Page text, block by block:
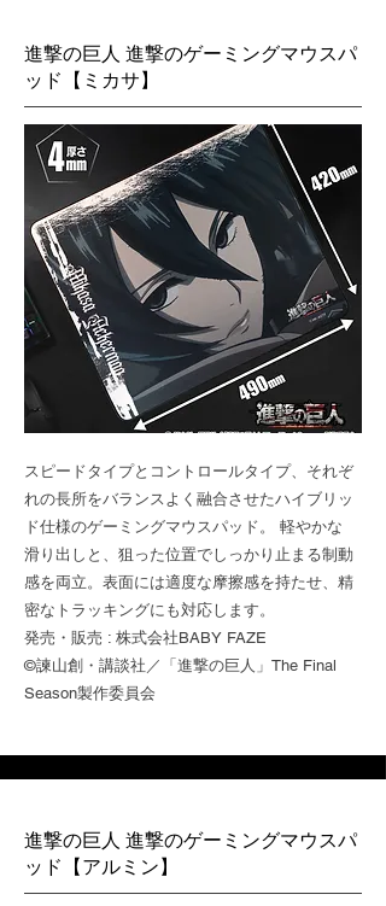
進撃の巨人 進撃のゲーミングマウスパ
ッド【ミカサ】
スピードタイプとコントロールタイプ、それぞ
れの長所をバランスよく融合させたハイブリッ
ド仕様のゲーミングマウスパッド。 軽やかな
滑り出しと、狙った位置でしっかり止まる制動
感を両立。表面には適度な摩擦感を持たせ、精
密なトラッキングにも対応します。
発売・販売 : 株式会社BABY FAZE
©諫山創・講談社／「進撃の巨人」The Final
Season製作委員会
進撃の巨人 進撃のゲーミングマウスパ
ッド【アルミン】